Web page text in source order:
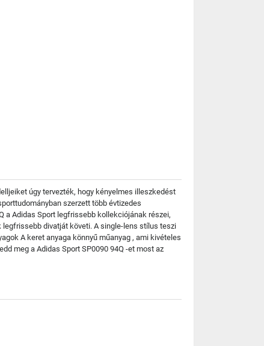
úgy tervezték, hogy kényelmes illeszkedést
szerzett több évtizedes
a Adidas Sport legfrissebb kollekciójának részei,
divatját követi. A single-lens stílus teszi
A keret anyaga könnyű műanyag , ami kivételes
meg a Adidas Sport SP0090 94Q -et most az